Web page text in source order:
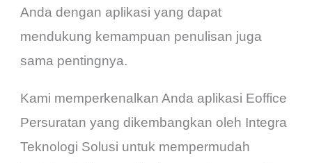
Anda dengan aplikasi yang dapat
mendukung kemampuan penulisan juga
sama pentingnya.
Kami memperkenalkan Anda aplikasi Eoffice
Persuratan yang dikembangkan oleh Integra
Teknologi Solusi untuk mempermudah